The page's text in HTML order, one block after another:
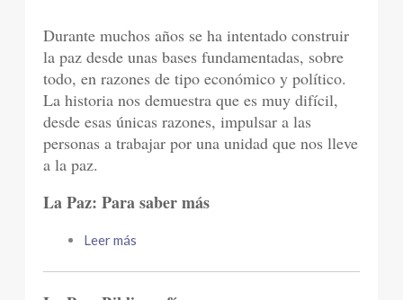
Durante muchos años se ha intentado construir
la paz desde unas bases fundamentadas, sobre
todo, en razones de tipo económico y político.
La historia nos demuestra que es muy difícil,
desde esas únicas razones, impulsar a las
personas a trabajar por una unidad que nos lleve
a la paz.
La Paz: Para saber más
Leer más